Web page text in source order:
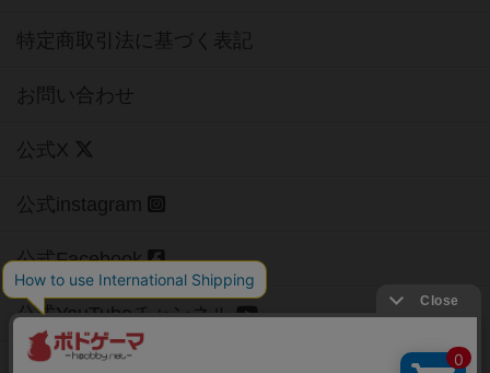
特定商取引法に基づく表記
お問い合わせ
公式X
公式instagram
公式Facebook
公式YouTubeチャンネル